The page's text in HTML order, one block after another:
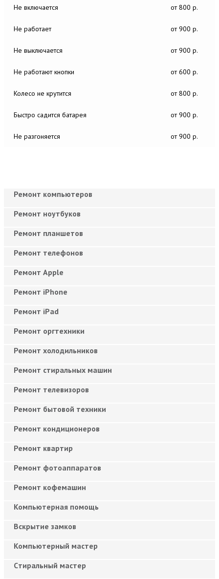
Не включается от 800 р.
Не работает от 900 р.
Не выключается от 900 р.
Не работают кнопки от 600 р.
Колесо не крутится от 800 р.
Быстро садится батарея от 900 р.
Не разгоняется от 900 р.
Ремонт компьютеров
Ремонт ноутбуков
Ремонт планшетов
Ремонт телефонов
Ремонт Apple
Ремонт iPhone
Ремонт iPad
Ремонт оргтехники
Ремонт холодильников
Ремонт стиральных машин
Ремонт телевизоров
Ремонт бытовой техники
Ремонт кондиционеров
Ремонт квартир
Ремонт фотоаппаратов
Ремонт кофемашин
Компьютерная помощь
Вскрытие замков
Компьютерный мастер
Cтиральный мастер